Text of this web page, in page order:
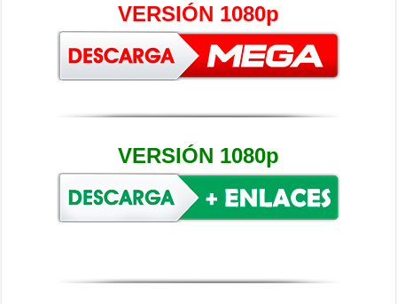
VERSIÓN 1080p
VERSIÓN 1080p